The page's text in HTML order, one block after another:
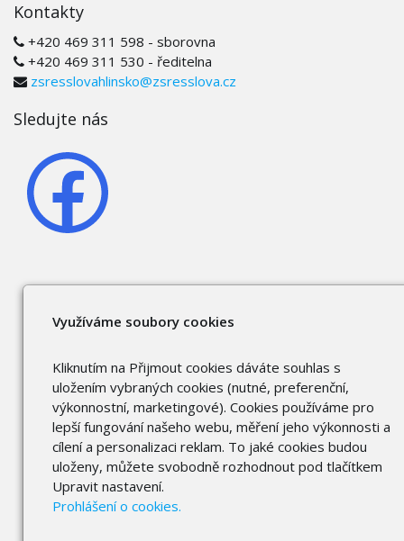
Kontakty
+420 469 311 598 - sborovna
+420 469 311 530 - ředitelna
zsresslovahlinsko@zsresslova.cz
Sledujte nás
Využíváme soubory cookies
Kliknutím na Přijmout cookies dáváte souhlas s
uložením vybraných cookies (nutné, preferenční,
výkonnostní, marketingové). Cookies používáme pro
lepší fungování našeho webu, měření jeho výkonnosti a
cílení a personalizaci reklam. To jaké cookies budou
uloženy, můžete svobodně rozhodnout pod tlačítkem
Upravit nastavení.
Prohlášení o cookies.